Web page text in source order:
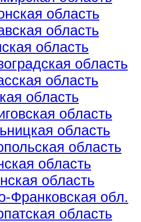
область
область
область
область
область
область
область
область
область
область
область
Франковская обл.
область